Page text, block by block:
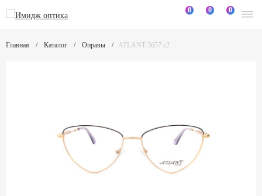
0 0 0
Главная Каталог Оправы ATLANT 3657 c2